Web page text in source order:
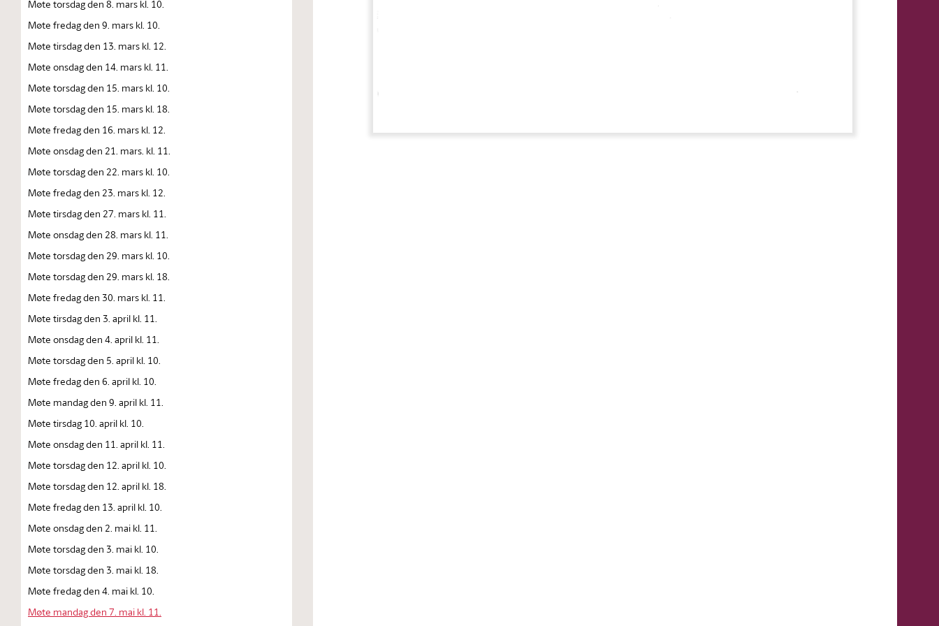
Møte torsdag den 8. mars kl. 10.
Møte fredag den 9. mars kl. 10.
Møte tirsdag den 13. mars kl. 12.
Møte onsdag den 14. mars kl. 11.
Møte torsdag den 15. mars kl. 10.
Møte torsdag den 15. mars kl. 18.
Møte fredag den 16. mars kl. 12.
Møte onsdag den 21. mars. kl. 11.
Møte torsdag den 22. mars kl. 10.
Møte fredag den 23. mars kl. 12.
Møte tirsdag den 27. mars kl. 11.
Møte onsdag den 28. mars kl. 11.
Møte torsdag den 29. mars kl. 10.
Møte torsdag den 29. mars kl. 18.
Møte fredag den 30. mars kl. 11.
Møte tirsdag den 3. april kl. 11.
Møte onsdag den 4. april kl. 11.
Møte torsdag den 5. april kl. 10.
Møte fredag den 6. april kl. 10.
Møte mandag den 9. april kl. 11.
Møte tirsdag 10. april kl. 10.
Møte onsdag den 11. april kl. 11.
Møte torsdag den 12. april kl. 10.
Møte torsdag den 12. april kl. 18.
Møte fredag den 13. april kl. 10.
Møte onsdag den 2. mai kl. 11.
Møte torsdag den 3. mai kl. 10.
Møte torsdag den 3. mai kl. 18.
Møte fredag den 4. mai kl. 10.
Møte mandag den 7. mai kl. 11.